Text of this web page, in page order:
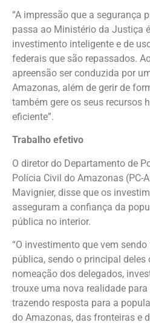
“A impressão que a segurança
passa ao Ministério da Justiça
investimento inteligente e de
federais que são repassados.
apreensão ser conduzida por
Amazonas, além de gerir de
também gere os seus recursos
eficiente”.
Trabalho efetivo
O diretor do Departamento de
Polícia Civil do Amazonas (PC-
Mavignier, disse que os
asseguram a confiança da
pública no interior.
“O investimento que vem
pública, sendo o principal deles
nomeação dos delegados,
trouxe uma nova realidade para
trazendo resposta para a
do Amazonas, das fronteiras e